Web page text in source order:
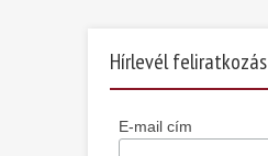
Hírlevél feliratkozás
E-mail cím